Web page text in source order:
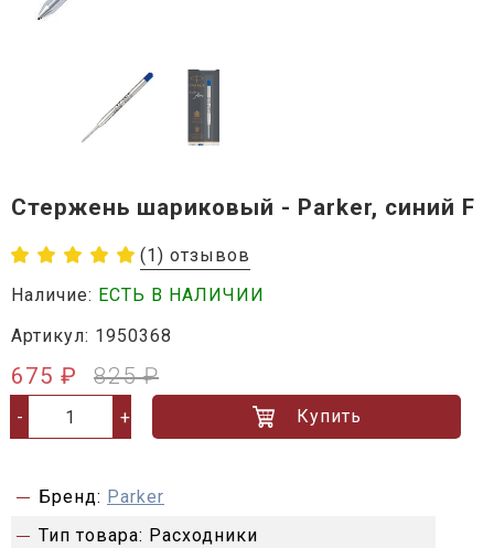
Стержень шариковый - Parker, синий F
(1) отзывов
Наличие: ЕСТЬ В НАЛИЧИИ
Артикул: 1950368
675 ₽ 825 ₽
- + Купить
Бренд: Parker
Тип товара: Расходники